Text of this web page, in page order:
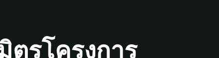
ตรโครงการ